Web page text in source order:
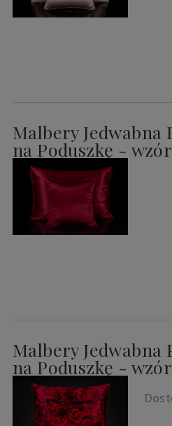
Malbery Jedwabna
na Poduszkę -
Malbery Jedwabna
na Poduszkę -